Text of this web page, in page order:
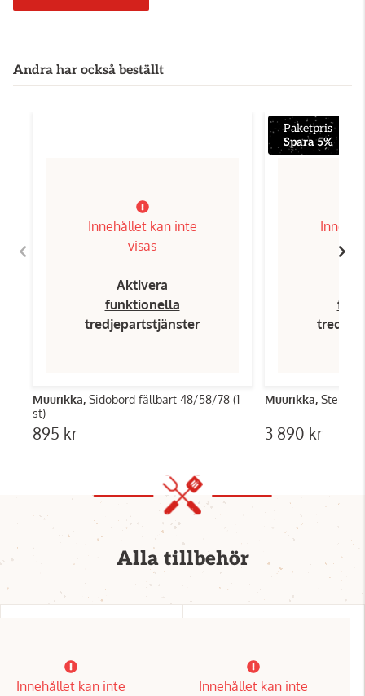
Andra har också beställt
Innehållet kan inte
visas
Aktivera
funktionella
tredjepartstjänster
Muurikka, Sidobord fällbart 48/58/78 (1
st)
895 kr
Paketpris
Spara 5%
Muurikka,
3 890 kr
Alla tillbehör
Innehållet kan inte
Innehållet kan inte